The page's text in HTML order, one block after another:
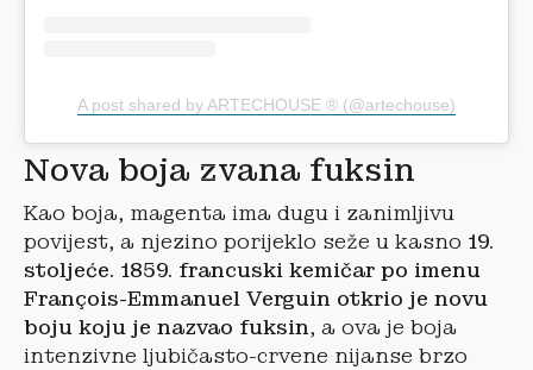
A post shared by ARTECHOUSE ® (@artechouse)
Nova boja zvana fuksin
Kao boja, magenta ima dugu i zanimljivu
povijest, a njezino porijeklo seže u kasno 19.
stoljeće. 1859. francuski kemičar po imenu
François-Emmanuel Verguin otkrio je novu
boju koju je nazvao fuksin, a ova je boja
intenzivne ljubičasto-crvene nijanse brzo